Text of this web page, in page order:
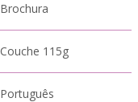
Brochura
Couche 115g
Português